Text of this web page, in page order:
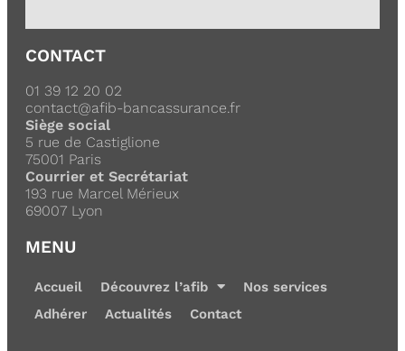
CONTACT
01 39 12 20 02
contact@afib-bancassurance.fr
Siège social
5 rue de Castiglione
75001 Paris
Courrier et Secrétariat
193 rue Marcel Mérieux
69007 Lyon
MENU
Accueil Découvrez l’afib
Nos services
Adhérer
Actualités Contact